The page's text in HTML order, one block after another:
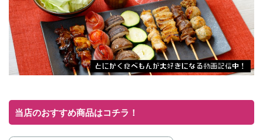
当店のおすすめ商品はコチラ！